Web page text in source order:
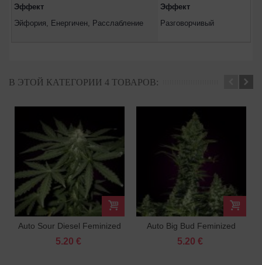
Эффект
Эйфория, Енергичен, Расслабление
Эффект
Разговорчивый
В ЭТОЙ КАТЕГОРИИ 4 ТОВАРОВ:
Auto Sour Diesel Feminized
5.20 €
Auto Big Bud Feminized
5.20 €